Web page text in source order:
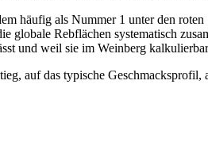
häufig als Nummer 1 unter den
globale Rebflächen systematisch
und weil sie im Weinberg
auf das typische